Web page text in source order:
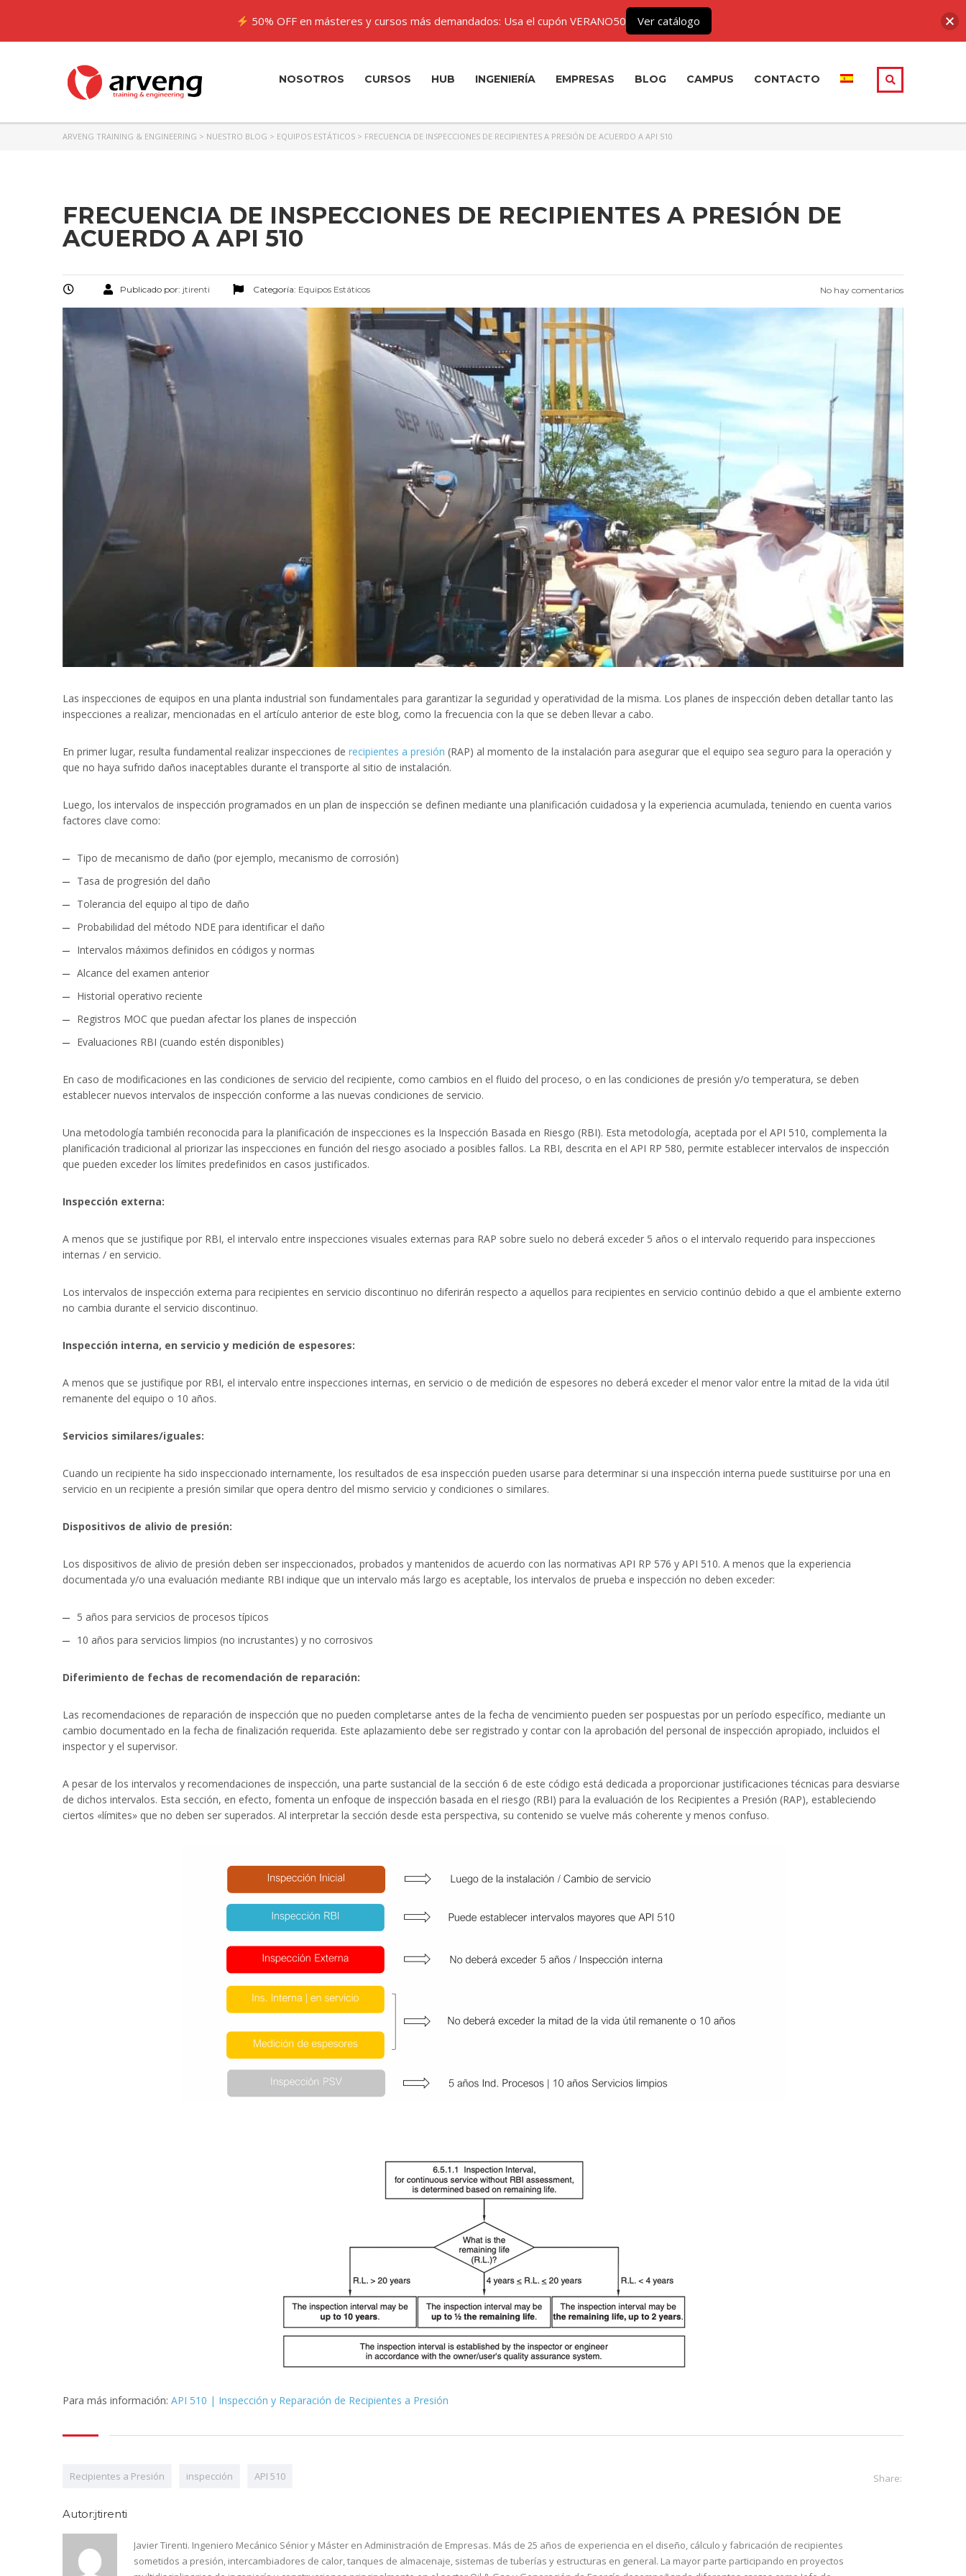
NOSOTROS CURSOS HUB INGENIERÍA EMPRESAS BLOG CAMPUS CONTACTO
ARVENG TRAINING & ENGINEERING > NUESTRO BLOG > EQUIPOS ESTÁTICOS > FRECUENCIA DE INSPECCIONES DE RECIPIENTES A PRESIÓN DE ACUERDO A API 510
FRECUENCIA DE INSPECCIONES DE RECIPIENTES A PRESIÓN DE
ACUERDO A API 510
Publicado por: jtirenti Categoría: Equipos Estáticos No hay comentarios
Las inspecciones de equipos en una planta industrial son fundamentales para garantizar la seguridad y operatividad de la misma. Los planes de inspección deben detallar tanto las
inspecciones a realizar, mencionadas en el artículo anterior de este blog, como la frecuencia con la que se deben llevar a cabo.
En primer lugar, resulta fundamental realizar inspecciones de recipientes a presión (RAP) al momento de la instalación para asegurar que el equipo sea seguro para la operación y
que no haya sufrido daños inaceptables durante el transporte al sitio de instalación.
Luego, los intervalos de inspección programados en un plan de inspección se definen mediante una planificación cuidadosa y la experiencia acumulada, teniendo en cuenta varios
factores clave como:
Tipo de mecanismo de daño (por ejemplo, mecanismo de corrosión)
Tasa de progresión del daño
Tolerancia del equipo al tipo de daño
Probabilidad del método NDE para identificar el daño
Intervalos máximos definidos en códigos y normas
Alcance del examen anterior
Historial operativo reciente
Registros MOC que puedan afectar los planes de inspección
Evaluaciones RBI (cuando estén disponibles)
En caso de modificaciones en las condiciones de servicio del recipiente, como cambios en el fluido del proceso, o en las condiciones de presión y/o temperatura, se deben
establecer nuevos intervalos de inspección conforme a las nuevas condiciones de servicio.
Una metodología también reconocida para la planificación de inspecciones es la Inspección Basada en Riesgo (RBI). Esta metodología, aceptada por el API 510, complementa la
planificación tradicional al priorizar las inspecciones en función del riesgo asociado a posibles fallos. La RBI, descrita en el API RP 580, permite establecer intervalos de inspección
que pueden exceder los límites predefinidos en casos justificados.
Inspección externa:
A menos que se justifique por RBI, el intervalo entre inspecciones visuales externas para RAP sobre suelo no deberá exceder 5 años o el intervalo requerido para inspecciones
internas / en servicio.
Los intervalos de inspección externa para recipientes en servicio discontinuo no diferirán respecto a aquellos para recipientes en servicio continúo debido a que el ambiente externo
no cambia durante el servicio discontinuo.
Inspección interna, en servicio y medición de espesores:
A menos que se justifique por RBI, el intervalo entre inspecciones internas, en servicio o de medición de espesores no deberá exceder el menor valor entre la mitad de la vida útil
remanente del equipo o 10 años.
Servicios similares/iguales:
Cuando un recipiente ha sido inspeccionado internamente, los resultados de esa inspección pueden usarse para determinar si una inspección interna puede sustituirse por una en
servicio en un recipiente a presión similar que opera dentro del mismo servicio y condiciones o similares.
Dispositivos de alivio de presión:
Los dispositivos de alivio de presión deben ser inspeccionados, probados y mantenidos de acuerdo con las normativas API RP 576 y API 510. A menos que la experiencia
documentada y/o una evaluación mediante RBI indique que un intervalo más largo es aceptable, los intervalos de prueba e inspección no deben exceder:
5 años para servicios de procesos típicos
10 años para servicios limpios (no incrustantes) y no corrosivos
Diferimiento de fechas de recomendación de reparación:
Las recomendaciones de reparación de inspección que no pueden completarse antes de la fecha de vencimiento pueden ser pospuestas por un período específico, mediante un
cambio documentado en la fecha de finalización requerida. Este aplazamiento debe ser registrado y contar con la aprobación del personal de inspección apropiado, incluidos el
inspector y el supervisor.
A pesar de los intervalos y recomendaciones de inspección, una parte sustancial de la sección 6 de este código está dedicada a proporcionar justificaciones técnicas para desviarse
de dichos intervalos. Esta sección, en efecto, fomenta un enfoque de inspección basada en el riesgo (RBI) para la evaluación de los Recipientes a Presión (RAP), estableciendo
ciertos «límites» que no deben ser superados. Al interpretar la sección desde esta perspectiva, su contenido se vuelve más coherente y menos confuso.
Para más información: API 510 | Inspección y Reparación de Recipientes a Presión
Recipientes a Presión inspección API 510 Share:
Autor:jtirenti
Javier Tirenti. Ingeniero Mecánico Sénior y Máster en Administración de Empresas. Más de 25 años de experiencia en el diseño, cálculo y fabricación de recipientes
sometidos a presión, intercambiadores de calor, tanques de almacenaje, sistemas de tuberías y estructuras en general. La mayor parte participando en proyectos
50% OFF en másteres y cursos más demandados: Usa el cupón VERANO50 Ver catálogo